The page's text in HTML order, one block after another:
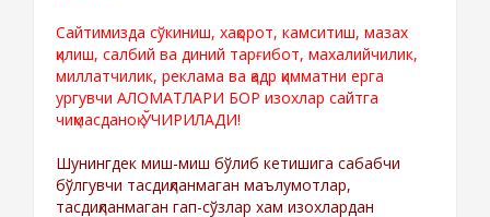
Сайтимизда сўкиниш, хақорот, камситиш, мазах
қилиш, салбий ва диний тарғибот, махалийчилик,
миллатчилик, реклама ва қадр қимматни ерга
ургувчи АЛОМАТЛАРИ БОР изохлар сайтга
чиқмасданоқ ЎЧИРИЛАДИ!
Шунингдек миш-миш бўлиб кетишига сабабчи
бўлгувчи тасдиқланмаган маълумотлар,
тасдиқланмаган гап-сўзлар хам изохлардан